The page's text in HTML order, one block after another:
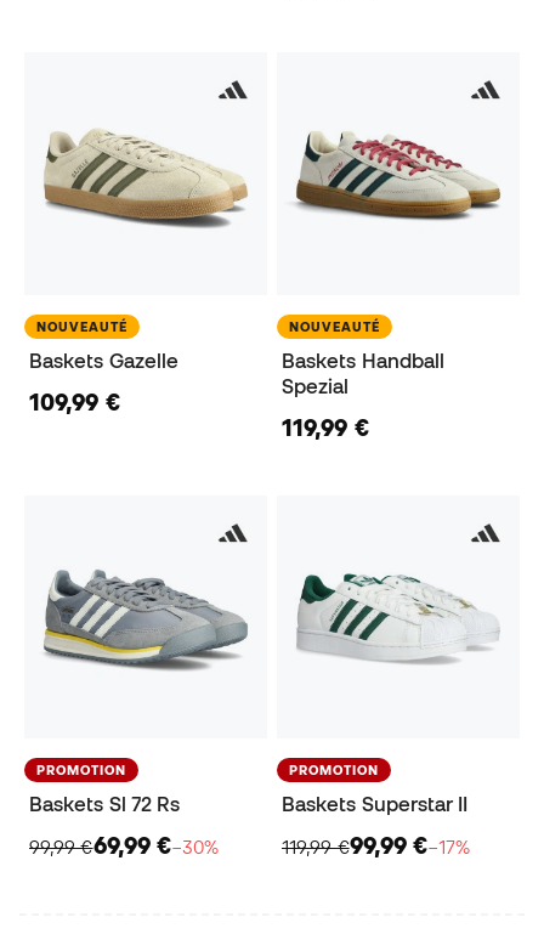
NOUVEAUTÉ
Baskets Gazelle
109,99 €
NOUVEAUTÉ
Baskets Handball
Spezial
119,99 €
PROMOTION
Baskets Sl 72 Rs
99,99 €69,99 €−30%
PROMOTION
Baskets Superstar II
119,99 €99,99 €−17%